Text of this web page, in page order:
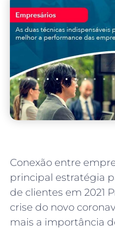
Conexão entre
principal estratégia
de clientes em 2021
crise do novo
mais a importância